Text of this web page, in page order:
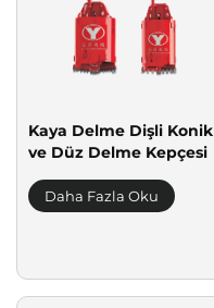
Kaya Delme Dişli Konik
ve Düz Delme Kepçesi
Daha Fazla Oku